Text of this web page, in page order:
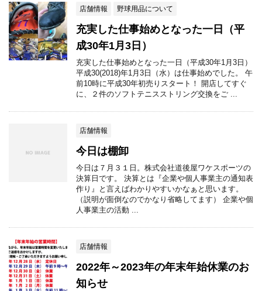
店舗情報 野球用品について
充実した仕事始めとなった一日（平
成30年1月3日）
充実した仕事始めとなった一日（平成30年1月3日）
平成30(2018)年1月3日（水）は仕事始めでした。 午
前10時に平成30年初売りスタート！ 開店してすぐ
に、２件のソフトテニスストリング交換をご ...
店舗情報
今日は棚卸
今日は７月３１日。株式会社道後屋ワケスポーツの
決算日です。 決算とは『企業や個人事業主の通知表
作り』と言えばわかりやすいかなぁと思います。
（説明が面倒なのでかなり省略してます） 企業や個
人事業主の活動 ...
店舗情報
2022年～2023年の年末年始休業のお
知らせ